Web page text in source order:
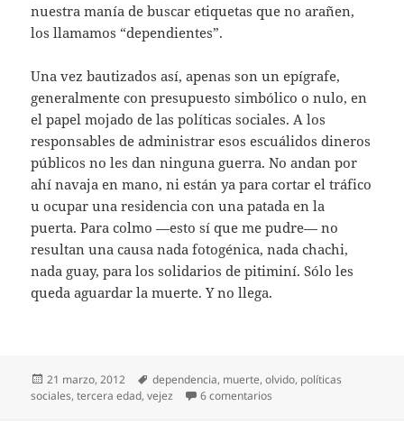
nuestra manía de buscar etiquetas que no arañen,
los llamamos “dependientes”.
Una vez bautizados así, apenas son un epígrafe,
generalmente con presupuesto simbólico o nulo, en
el papel mojado de las políticas sociales. A los
responsables de administrar esos escuálidos dineros
públicos no les dan ninguna guerra. No andan por
ahí navaja en mano, ni están ya para cortar el tráfico
u ocupar una residencia con una patada en la
puerta. Para colmo —esto sí que me pudre— no
resultan una causa nada fotogénica, nada chachi,
nada guay, para los solidarios de pitiminí. Sólo les
queda aguardar la muerte. Y no llega.
Publicado
el
21 marzo, 2012 Etiquetas
dependencia, muerte,olvido, políticas
sociales,tercera edad,vejez 6 comentarios